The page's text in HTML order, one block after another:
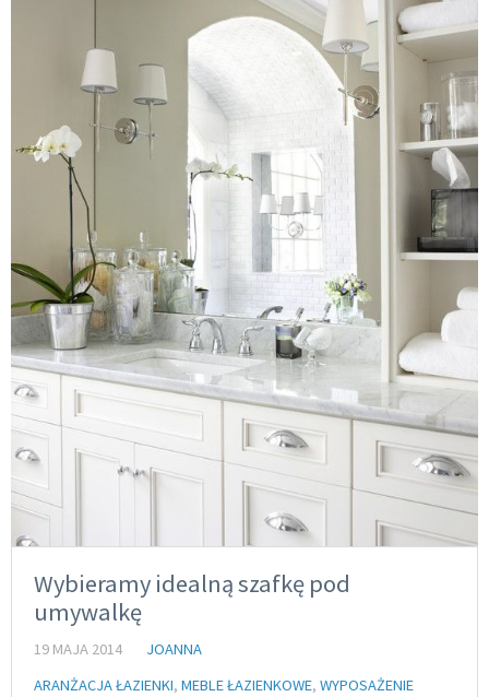
Wybieramy idealną szafkę pod
umywalkę
19 MAJA 2014
JOANNA
ARANŻACJA ŁAZIENKI, MEBLE ŁAZIENKOWE, WYPOSAŻENIE